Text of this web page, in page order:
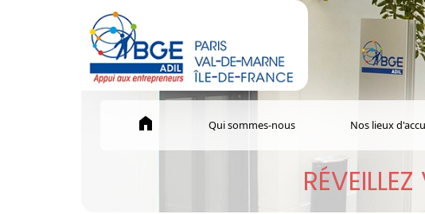
home Qui sommes-nous Nos lieux